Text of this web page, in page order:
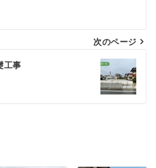
次のページ
工事